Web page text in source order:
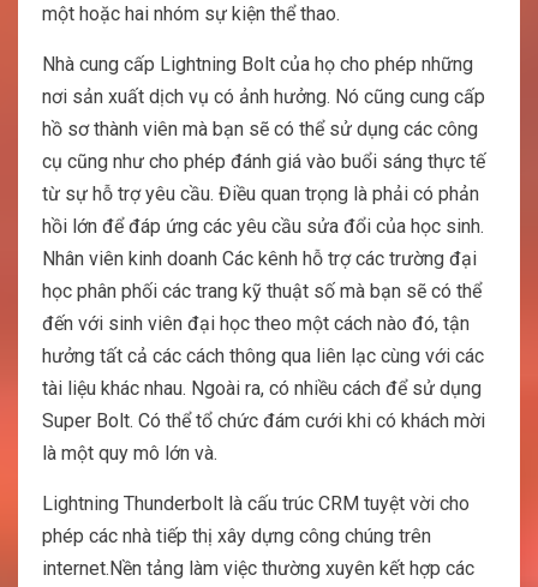
một hoặc hai nhóm sự kiện thể thao.
Nhà cung cấp Lightning Bolt của họ cho phép những
nơi sản xuất dịch vụ có ảnh hưởng. Nó cũng cung cấp
hồ sơ thành viên mà bạn sẽ có thể sử dụng các công
cụ cũng như cho phép đánh giá vào buổi sáng thực tế
từ sự hỗ trợ yêu cầu. Điều quan trọng là phải có phản
hồi lớn để đáp ứng các yêu cầu sửa đổi của học sinh.
Nhân viên kinh doanh Các kênh hỗ trợ các trường đại
học phân phối các trang kỹ thuật số mà bạn sẽ có thể
đến với sinh viên đại học theo một cách nào đó, tận
hưởng tất cả các cách thông qua liên lạc cùng với các
tài liệu khác nhau. Ngoài ra, có nhiều cách để sử dụng
Super Bolt. Có thể tổ chức đám cưới khi có khách mời
là một quy mô lớn và.
Lightning Thunderbolt là cấu trúc CRM tuyệt vời cho
phép các nhà tiếp thị xây dựng công chúng trên
internet.Nền tảng làm việc thường xuyên kết hợp các